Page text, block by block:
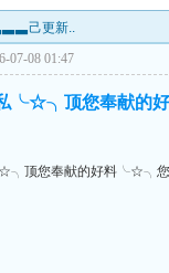
己更新..
07-08 01:47
私╰☆╮顶您奉献
顶您奉献的好料